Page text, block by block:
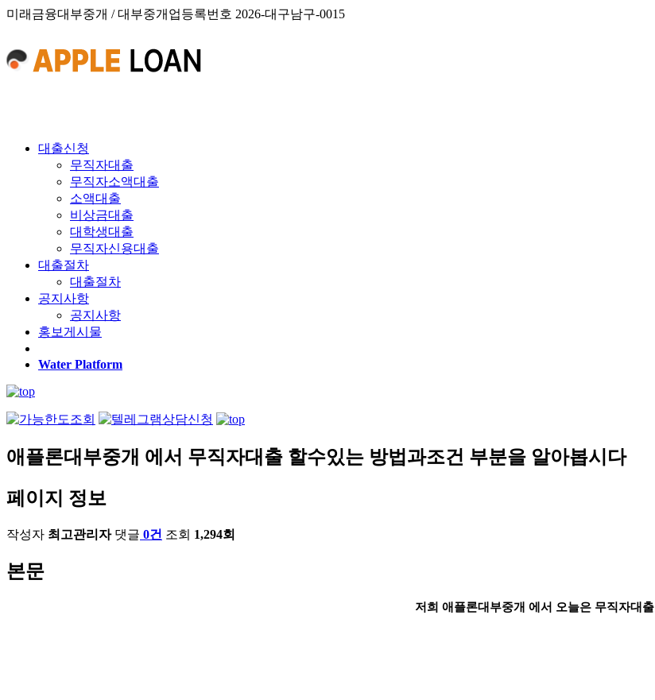
미래금융대부중개 / 대부중개업등록번호 2026-대구남구-0015
대출신청
무직자대출
무직자소액대출
소액대출
비상금대출
대학생대출
무직자신용대출
대출절차
대출절차
공지사항
공지사항
홍보게시물
Water Platform
애플론대부중개 에서 무직자대출 할수있는 방법과조건 부분을 알아봅시다
페이지 정보
작성자 최고관리자 댓글 0건 조회 1,294회
본문
저희 애플론대부중개 에서 오늘은 무직자대출